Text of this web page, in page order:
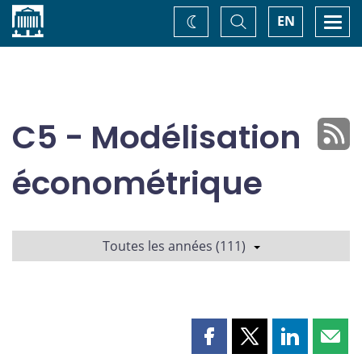
Accueil EN
Basculer
la
recherche
Changez
de
C5 - Modélisation
économétrique
Toutes les années (111)
PartagerPartagerPartager